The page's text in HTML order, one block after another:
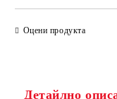
Ние ще се свържем с
Оцени продукта
Детайлно